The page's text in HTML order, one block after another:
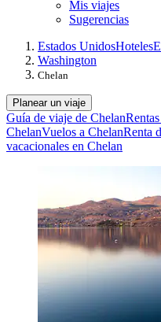
Mis viajes
Sugerencias
Estados UnidosHoteles
Washington
Chelan
Planear un viaje
Guía de viaje de Chelan
ChelanVuelos a ChelanRenta
vacacionales en Chelan